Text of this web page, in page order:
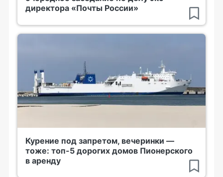
директора «Почты России»
Курение под запретом, вечеринки —
тоже: топ-5 дорогих домов Пионерского
в аренду